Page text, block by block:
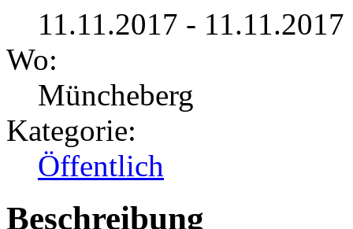
11.11.2017 -
Wo:
Müncheberg
Kategorie:
Öffentlich
Beschreibung